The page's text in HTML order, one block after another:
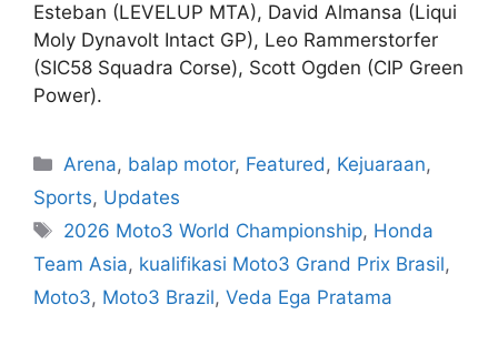
Esteban (LEVELUP MTA), David Almansa (Liqui
Moly Dynavolt Intact GP), Leo Rammerstorfer
(SIC58 Squadra Corse), Scott Ogden (CIP Green
Power).
Arena, balap motor, Featured, Kejuaraan,
Sports, Updates
2026 Moto3 World Championship, Honda
Team Asia, kualifikasi Moto3 Grand Prix Brasil,
Moto3, Moto3 Brazil, Veda Ega Pratama